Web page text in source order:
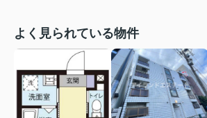
よく見られている物件